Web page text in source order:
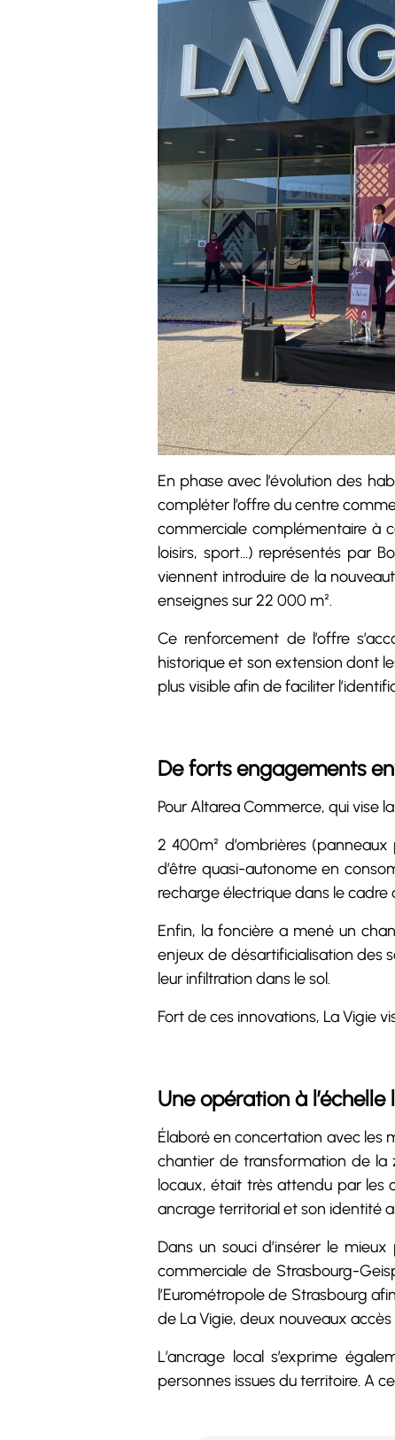
En phase avec l’évolution des
compléter l’offre du centre
commerciale complémentaire à
loisirs, sport…) représentés par
viennent introduire de la
enseignes sur 22 000 m².
Ce renforcement de l’offre
historique et son extension dont
plus visible afin de faciliter
De forts engagements
Pour Altarea Commerce, qui vise
2 400m² d’ombrières
d’être quasi-autonome en
recharge électrique dans le
Enfin, la foncière a mené un
enjeux de désartificialisation des
leur infiltration dans le sol.
Fort de ces innovations, La Vigie
Une opération à
Élaboré en concertation avec les
chantier de transformation de la
locaux, était très attendu par les
ancrage territorial et son identité
Dans un souci d’insérer le
commerciale de Strasbourg-
l’Eurométropole de Strasbourg
de La Vigie, deux nouveaux
L’ancrage local s’exprime
personnes issues du territoire. A ce